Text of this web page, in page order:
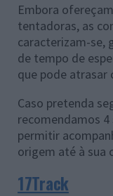
Embora
tentadoras, as
caracterizam-se,
de tempo de
que pode atrasar
Caso pretenda
recomendamos
permitir
origem até à sua
17Track